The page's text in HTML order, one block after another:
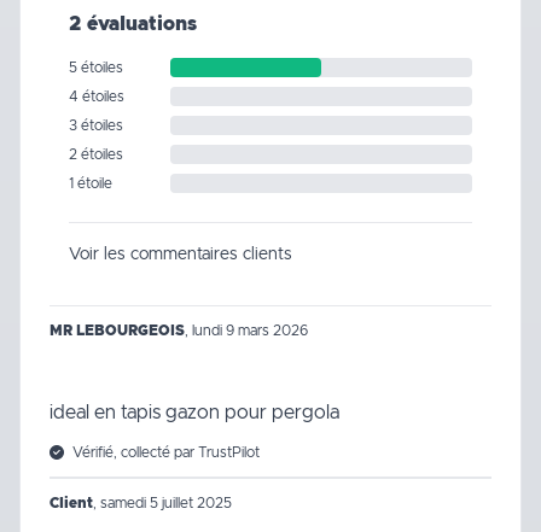
2 évaluations
5 étoiles
4 étoiles
3 étoiles
2 étoiles
1 étoile
Voir les commentaires clients
MR LEBOURGEOIS lundi 9 mars 2026
ideal en tapis gazon pour pergola
Vérifié, collecté par TrustPilot
Client samedi 5 juillet 2025